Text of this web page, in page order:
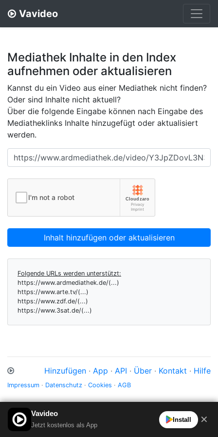
Vavideo
Mediathek Inhalte in den Index
aufnehmen oder aktualisieren
Kannst du ein Video aus einer Mediathek nicht finden?
Oder sind Inhalte nicht aktuell?
Über die folgende Eingabe können nach Eingabe des
Mediatheklinks Inhalte hinzugefügt oder aktualisiert
werden.
Inhalt hinzufügen oder aktualisieren
Folgende URLs werden unterstützt:
https://www.ardmediathek.de/(...)
https://www.arte.tv/(...)
https://www.zdf.de/(...)
https://www.3sat.de/(...)
Hinzufügen · App · API · Über · Kontakt · Hilfe
Impressum · Datenschutz · Cookies · AGB
Vavideo
Jetzt kostenlos als App
Install ✕